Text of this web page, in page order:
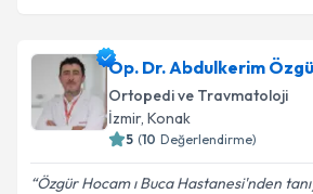
Op. Dr. Abdulkerim
Ortopedi ve Travmatoloji
İzmir, Konak
5 (10 Değerlendirme)
Özgür Hocam ı Buca Hastanesi'nden